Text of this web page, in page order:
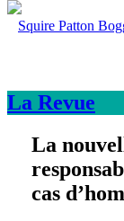
Squire Patton
La Revue
La
cas